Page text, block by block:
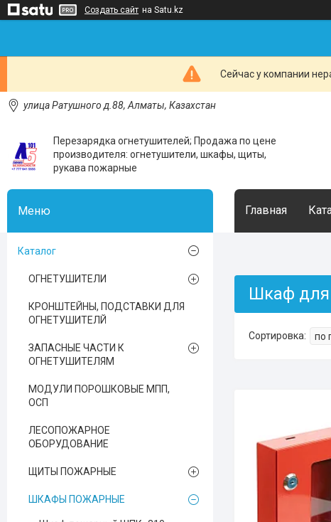
Создать сайт на Satu.kz
Сейчас у компании
улица Ратушного д.88, Алматы, Казахстан
Перезарядка огнетушителей; Продажа по цене
производителя: огнетушители, шкафы, щиты,
рукава пожарные
Главная
Шкаф для
Каталог
ОГНЕТУШИТЕЛИ
КРОНШТЕЙНЫ, ПОДСТАВКИ ДЛЯ
ОГНЕТУШИТЕЛЙ
ЗАПАСНЫЕ ЧАСТИ К
ОГНЕТУШИТЕЛЯМ
МОДУЛИ ПОРОШКОВЫЕ МПП,
ОСП
ЛЕСОПОЖАРНОЕ
ОБОРУДОВАНИЕ
ЩИТЫ ПОЖАРНЫЕ
ШКАФЫ ПОЖАРНЫЕ